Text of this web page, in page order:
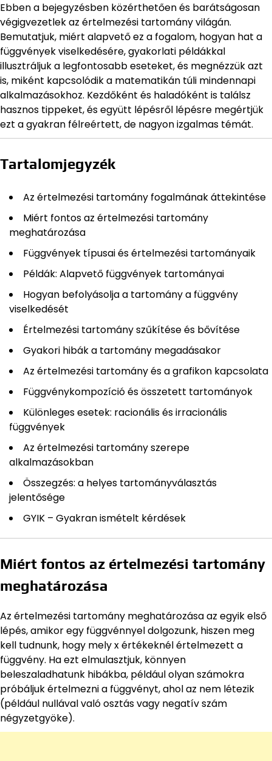
Ebben a bejegyzésben közérthetően és barátságosan
végigvezetlek az értelmezési tartomány világán.
Bemutatjuk, miért alapvető ez a fogalom, hogyan hat a
függvények viselkedésére, gyakorlati példákkal
illusztráljuk a legfontosabb eseteket, és megnézzük azt
is, miként kapcsolódik a matematikán túli mindennapi
alkalmazásokhoz. Kezdőként és haladóként is találsz
hasznos tippeket, és együtt lépésről lépésre megértjük
ezt a gyakran félreértett, de nagyon izgalmas témát.
Tartalomjegyzék
Az értelmezési tartomány fogalmának áttekintése
Miért fontos az értelmezési tartomány
meghatározása
Függvények típusai és értelmezési tartományaik
Példák: Alapvető függvények tartományai
Hogyan befolyásolja a tartomány a függvény
viselkedését
Értelmezési tartomány szűkítése és bővítése
Gyakori hibák a tartomány megadásakor
Az értelmezési tartomány és a grafikon kapcsolata
Függvénykompozíció és összetett tartományok
Különleges esetek: racionális és irracionális
függvények
Az értelmezési tartomány szerepe
alkalmazásokban
Összegzés: a helyes tartományválasztás
jelentősége
GYIK – Gyakran ismételt kérdések
Miért fontos az értelmezési tartomány
meghatározása
Az értelmezési tartomány meghatározása az egyik első
lépés, amikor egy függvénnyel dolgozunk, hiszen meg
kell tudnunk, hogy mely x értékeknél értelmezett a
függvény. Ha ezt elmulasztjuk, könnyen
beleszaladhatunk hibákba, például olyan számokra
próbáljuk értelmezni a függvényt, ahol az nem létezik
(például nullával való osztás vagy negatív szám
négyzetgyöke).